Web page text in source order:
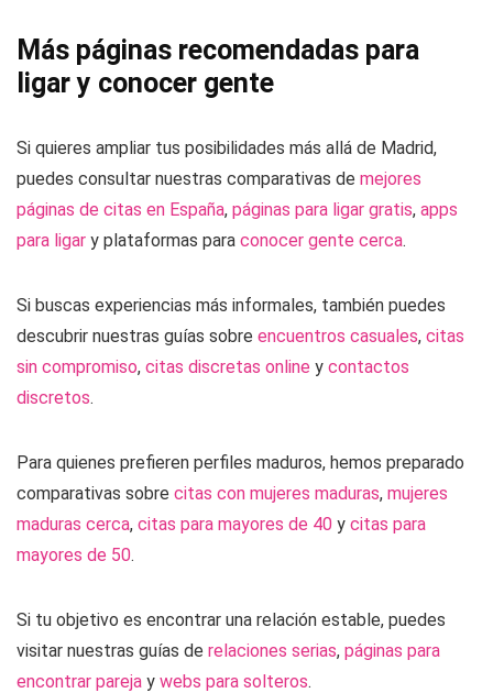
Más páginas recomendadas para
ligar y conocer gente
Si quieres ampliar tus posibilidades más allá de Madrid,
puedes consultar nuestras comparativas de mejores
páginas de citas en España, páginas para ligar gratis, apps
para ligar y plataformas para conocer gente cerca.
Si buscas experiencias más informales, también puedes
descubrir nuestras guías sobre encuentros casuales, citas
sin compromiso, citas discretas online y contactos
discretos.
Para quienes prefieren perfiles maduros, hemos preparado
comparativas sobre citas con mujeres maduras, mujeres
maduras cerca, citas para mayores de 40 y citas para
mayores de 50.
Si tu objetivo es encontrar una relación estable, puedes
visitar nuestras guías de relaciones serias, páginas para
encontrar pareja y webs para solteros.